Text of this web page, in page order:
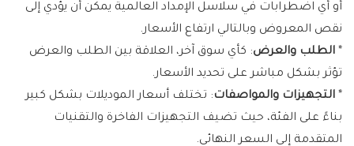
أو أي اضطرابات في سلاسل الإمداد العالمية يمكن أن يؤدي إلى
نقص المعروض وبالتالي ارتفاع الأسعار.
* الطلب والعرض: كأي سوق آخر، العلاقة بين الطلب والعرض
تؤثر بشكل مباشر على تحديد الأسعار.
* التجهيزات والمواصفات: تختلف أسعار الموديلات بشكل كبير
بناءً على الفئة، حيث تضيف التجهيزات الفاخرة والتقنيات
المتقدمة إلى السعر النهائي.